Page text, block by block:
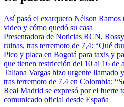
Así pasó el exarquero Nélson
video y cómo quedó su casa
Presentadora de Noticias RCN,
ruinas, tras terremoto de 7,4: “Qué
Pico y placa en Bogotá para taxis y
que tienen restricción del 10 al 16 de
Taliana Vargas hizo urgente llamado
tras terremoto de 7.4 en Colombia:
Real Madrid se expresó por el fuerte
comunicado oficial desde España